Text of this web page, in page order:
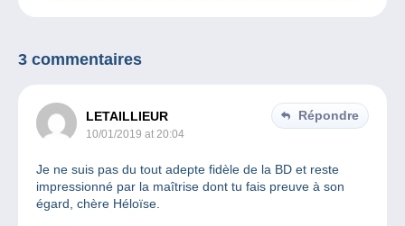
3 commentaires
LETAILLIEUR
10/01/2019 at 20:04
Répondre
Je ne suis pas du tout adepte fidèle de la BD et reste
impressionné par la maîtrise dont tu fais preuve à son
égard, chère Héloïse.